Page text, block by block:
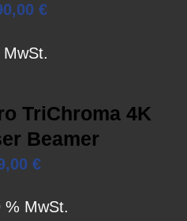
€
MwSt.
TriChroma 4K
Beamer
€
% MwSt.